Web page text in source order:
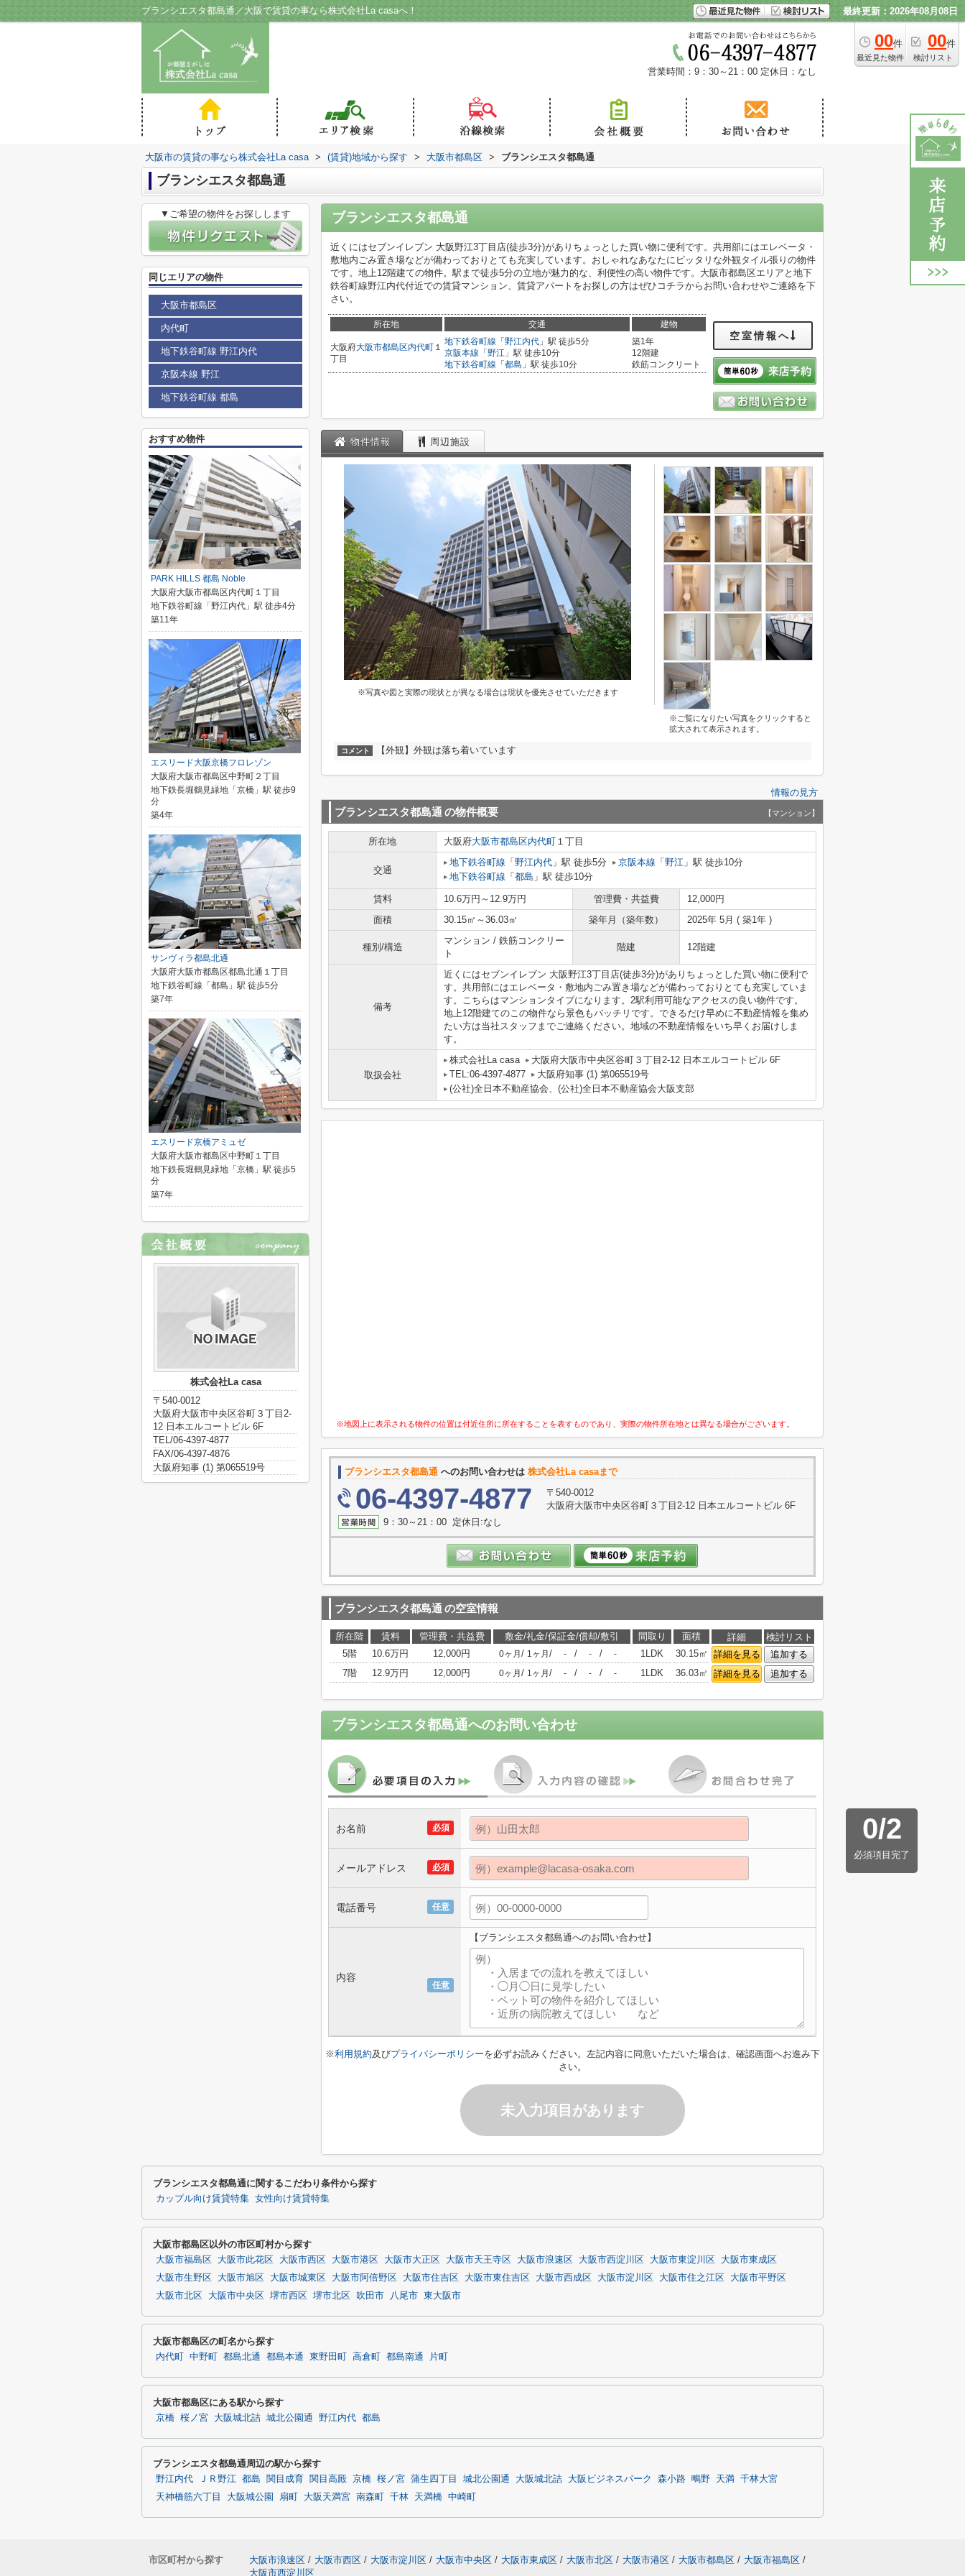
ブランシエスタ都島通／大阪で賃貸の事なら株式会社La casaへ！ 最終更新：2026年08月08日
00件
最近見た物件
00件
検討リスト
営業時間：9：30～21：00 定休日：なし
大阪市の賃貸の事なら株式会社La casa > (賃貸)地域から探す > 大阪市都島区 > ブランシエスタ都島通
ブランシエスタ都島通
ブランシエスタ都島通
近くにはセブンイレブン 大阪野江3丁目店(徒歩3分)がありちょっとした買い物に便利です。共用部にはエレベータ・
敷地内ごみ置き場などが備わっておりとても充実しています。おしゃれなあなたにピッタリな外観タイル張りの物件
です。地上12階建ての物件。駅まで徒歩5分の立地が魅力的な、利便性の高い物件です。大阪市都島区エリアと地下
鉄谷町線野江内代付近での賃貸マンション、賃貸アパートをお探しの方はぜひコチラからお問い合わせやご連絡を下
さい。
所在地 交通 建物
大阪府大阪市都島区内代町 １
丁目
地下鉄谷町線 「 野江内代 」駅 徒歩5分
京阪本線 「 野江 」駅 徒歩10分
地下鉄谷町線 「 都島 」駅 徒歩10分
築1年
12階建
鉄筋コンクリート
空室情報へ
物件情報 周辺施設
※写真や図と実際の現状とが異なる場合は現状を優先させていただきます
※ご覧になりたい写真をクリックすると
拡大されて表示されます。
コメント 【外観】外観は落ち着いています
情報の見方
ブランシエスタ都島通 の物件概要 【マンション】
所在地 大阪府大阪市都島区内代町 １丁目
交通
地下鉄谷町線 「 野江内代 」駅 徒歩5分 京阪本線 「 野江 」駅 徒歩10分
地下鉄谷町線 「 都島 」駅 徒歩10分
賃料 10.6万円～12.9万円 管理費・共益費
12,000円
面積
30.15㎡～36.03㎡ 築年月（築年数） 2025年 5月 ( 築1年 )
種別/構造
マンション / 鉄筋コンクリー
ト
階建 12階建
備考
近くにはセブンイレブン 大阪野江3丁目店(徒歩3分)がありちょっとした買い物に便利で
す。共用部にはエレベータ・敷地内ごみ置き場などが備わっておりとても充実していま
す。こちらはマンションタイプになります。2駅利用可能なアクセスの良い物件です。
地上12階建てのこの物件なら景色もバッチリです。できるだけ早めに不動産情報を集め
たい方は当社スタッフまでご連絡ください。地域の不動産情報をいち早くお届けしま
す。
取扱会社
株式会社La casa
大阪府大阪市中央区谷町３丁目2-12 日本エルコートビル 6F
TEL:06-4397-4877
大阪府知事 (1) 第065519号
(公社)全日本不動産協会、(公社)全日本不動産協会大阪支部
※地図上に表示される物件の位置は付近住所に所在することを表すものであり、実際の物件所在地とは異なる場合がございます。
ブランシエスタ都島通 へのお問い合わせは 株式会社La casaまで
06-4397-4877
〒540-0012
大阪府大阪市中央区谷町３丁目2-12 日本エルコートビル 6F
9：30～21：00 定休日:なし
ブランシエスタ都島通 の空室情報
所在階 賃料 管理費・共益費 敷金/礼金/保証金/償却/敷引 間取り 面積 詳細
検討リスト
5階
10.6万円 12,000円 0ヶ月 / 1ヶ月 / - / - / - 1LDK 30.15㎡ 詳細を見る
追加する
7階
12.9万円 12,000円 0ヶ月 / 1ヶ月 / - / - / - 1LDK 36.03㎡ 詳細を見る 追加する
ブランシエスタ都島通へのお問い合わせ
0/2
必須項目完了
必須
お名前
必須
メールアドレス
任意
電話番号
任意
内容
【ブランシエスタ都島通へのお問い合わせ】
※利用規約及びプライバシーポリシーを必ずお読みください。左記内容に同意いただいた場合は、確認画面へお進み下
さい。
未入力項目があります
▼ご希望の物件をお探しします
同じエリアの物件
大阪市都島区
内代町
地下鉄谷町線 野江内代
京阪本線 野江
地下鉄谷町線 都島
おすすめ物件
PARK HILLS 都島 Noble
大阪府大阪市都島区内代町１丁目
地下鉄谷町線「野江内代」駅 徒歩4分
築11年
エスリード大阪京橋フロレゾン
大阪府大阪市都島区中野町２丁目
地下鉄長堀鶴見緑地「京橋」駅 徒歩9
分
築4年
サンヴィラ都島北通
大阪府大阪市都島区都島北通１丁目
地下鉄谷町線「都島」駅 徒歩5分
築7年
エスリード京橋アミュゼ
大阪府大阪市都島区中野町１丁目
地下鉄長堀鶴見緑地「京橋」駅 徒歩5
分
築7年
株式会社La casa
〒540-0012
大阪府大阪市中央区谷町３丁目2-
12 日本エルコートビル 6F
TEL/06-4397-4877
FAX/06-4397-4876
大阪府知事 (1) 第065519号
ブランシエスタ都島通に関するこだわり条件から探す
カップル向け賃貸特集 女性向け賃貸特集
大阪市都島区以外の市区町村から探す
大阪市福島区 大阪市此花区 大阪市西区 大阪市港区 大阪市大正区 大阪市天王寺区 大阪市浪速区 大阪市西淀川区 大阪市東淀川区
大阪市東成区
大阪市生野区
大阪市旭区 大阪市城東区 大阪市阿倍野区 大阪市住吉区 大阪市東住吉区 大阪市西成区 大阪市淀川区 大阪市住之江区
大阪市平野区
大阪市北区
大阪市中央区 堺市西区 堺市北区 吹田市 八尾市 東大阪市
大阪市都島区の町名から探す
内代町 中野町 都島北通 都島本通 東野田町 高倉町 都島南通 片町
大阪市都島区にある駅から探す
京橋 桜ノ宮 大阪城北詰 城北公園通 野江内代 都島
ブランシエスタ都島通周辺の駅から探す
野江内代 ＪＲ野江 都島 関目成育 関目高殿 京橋 桜ノ宮 蒲生四丁目 城北公園通 大阪城北詰 大阪ビジネスパーク 森小路 鴫野 天満 千林大宮
天神橋筋六丁目
大阪城公園 扇町 大阪天満宮 南森町 千林 天満橋 中崎町
市区町村から探す 大阪市浪速区 / 大阪市西区 / 大阪市淀川区 / 大阪市中央区 / 大阪市東成区 / 大阪市北区 / 大阪市港区 / 大阪市都島区 / 大阪市福島区 /
大阪市西淀川区